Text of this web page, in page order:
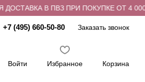
ПРИ ПОКУПКЕ ОТ 4 000 РУБЛЕЙ
+7 (495) 660-50-80 Заказать звонок
Войти Избранное Корзина